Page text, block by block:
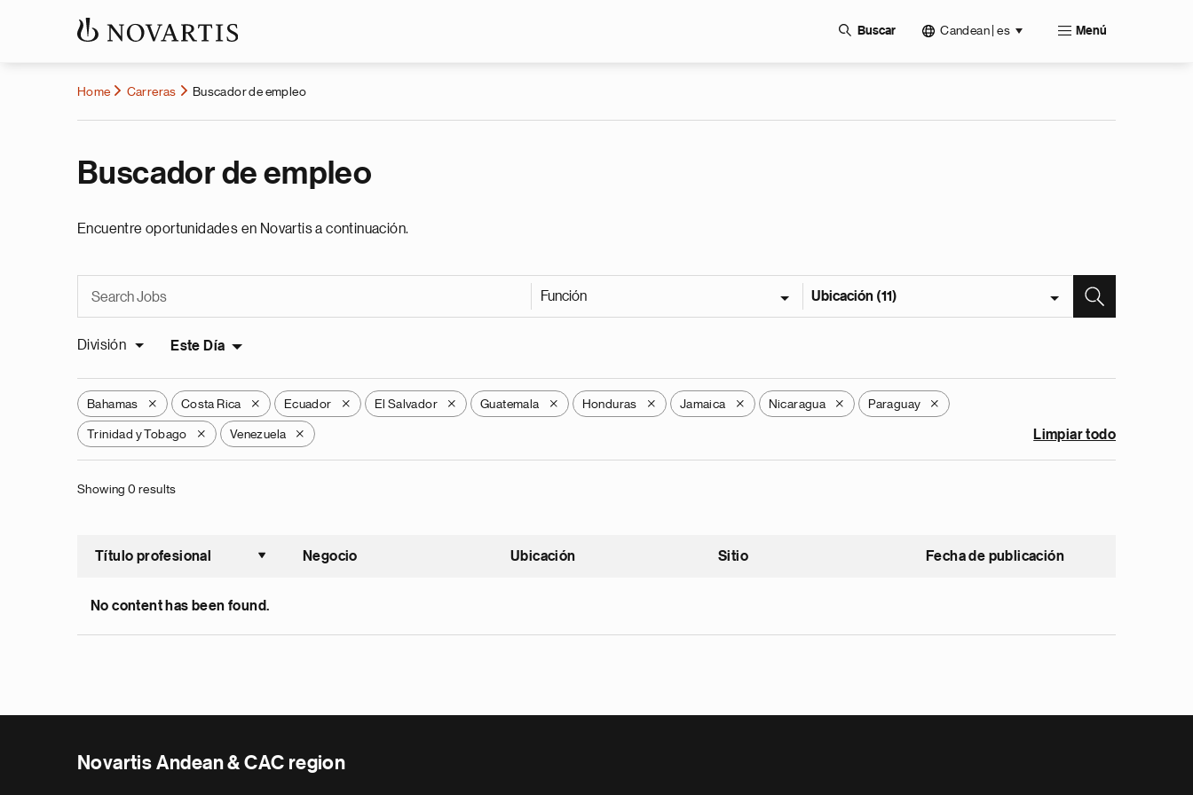
Buscar Candean | es Menú
Home Carreras Buscador de empleo
Buscador de empleo
Encuentre oportunidades en Novartis a continuación.
Función Ubicación (11)
División Este Día
Bahamas X Costa Rica X Ecuador X El Salvador X Guatemala X Honduras X Jamaica X Nicaragua X Paraguay X
Trinidad y Tobago X Venezuela X Limpiar todo
Showing 0 results
Título profesional
Ordenar ascendente
Negocio Ubicación Sitio Fecha de publicación
No content has been found.
Novartis Andean & CAC region